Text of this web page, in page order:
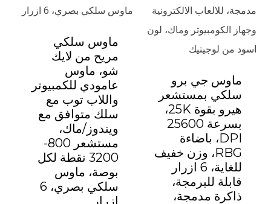
ماوس جي برو
سلكي بمستشعر
هيرو بقوة 25K،
بسرعة 25600
DPI، باضاءة
RBG، وزن خفيف
للغاية، 6 ازرار
قابلة للبرمجة،
ذاكرة مدمجة،
ماوس سلكي
مريح من لايك
شو، ماوس
عامودي للكمبيوتر
واللاب توب مع
سلك متوافق مع
ويندوز/ماك،
مستشعر 800-
3200 نقطة لكل
بوصة، ماوس
سلكي بصري، 6
ازرار